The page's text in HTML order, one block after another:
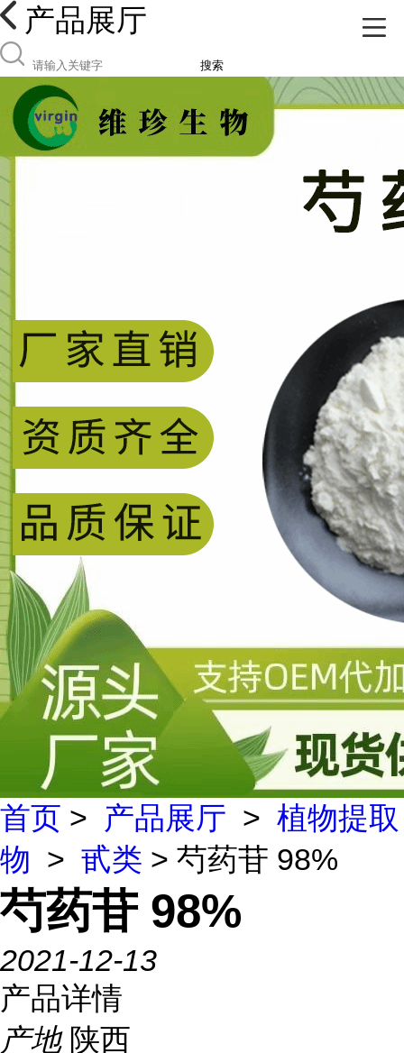
产品展厅
搜索
首页 > 产品展厅 > 植物提取
物 > 甙类 > 芍药苷 98%
芍药苷 98%
2021-12-13
产品详情
产地 陕西